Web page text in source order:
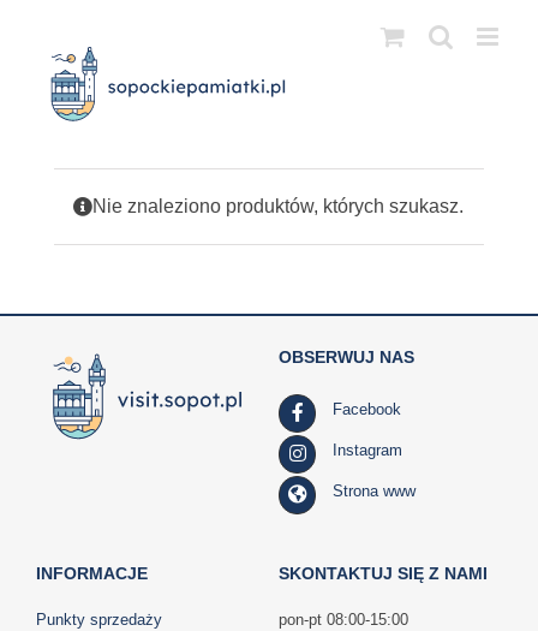
zawartości
Nie znaleziono produktów, których szukasz.
INFORMACJE
Punkty sprzedaży
OBSERWUJ NAS
Facebook
Instagram
Strona www
SKONTAKTUJ SIĘ Z NAMI
pon-pt 08:00-15:00